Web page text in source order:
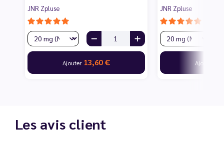
JNR Zpluse
Ajouter 13,60 €
JNR Zpluse
Ajouter
Les avis client